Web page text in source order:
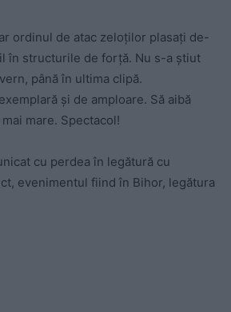
ordinul de atac zeloților plasați de-
în structurile de forță. Nu s-a știut
până în ultima clipă.
și de amploare. Să aibă
mare. Spectacol!
cu perdea în legătură cu
evenimentul fiind în Bihor, legătura